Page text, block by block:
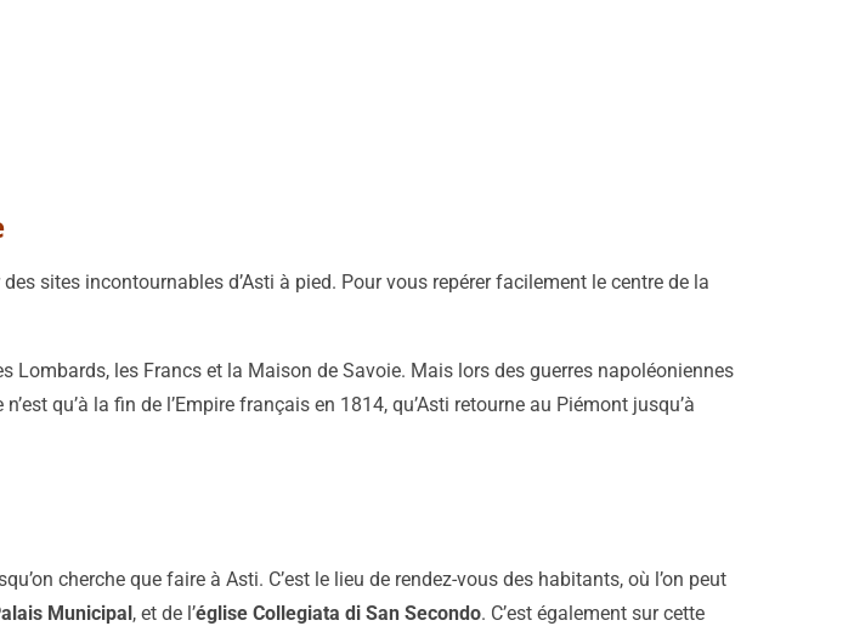
sites incontournables d’Asti à pied. Pour vous repérer facilement le centre de la
les Francs et la Maison de Savoie. Mais lors des guerres napoléoniennes
qu’à la fin de l’Empire français en 1814, qu’Asti retourne au Piémont jusqu’à
cherche que faire à Asti. C’est le lieu de rendez-vous des habitants, où l’on peut
Municipal, et de l’église Collegiata di San Secondo. C’est également sur cette